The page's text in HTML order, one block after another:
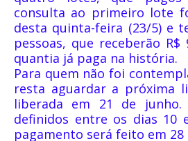
consulta ao primeiro lote
desta quinta-feira (23/5) e
pessoas, que receberão
quantia já paga na história.
Para quem não foi
resta aguardar a próxima
liberada em 21 de junho.
definidos entre os dias 10
pagamento será feito em 28